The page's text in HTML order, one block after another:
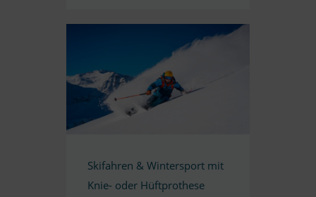
Ski­fah­ren & Win­ter­sport mit
Knie- oder Hüft­prothese